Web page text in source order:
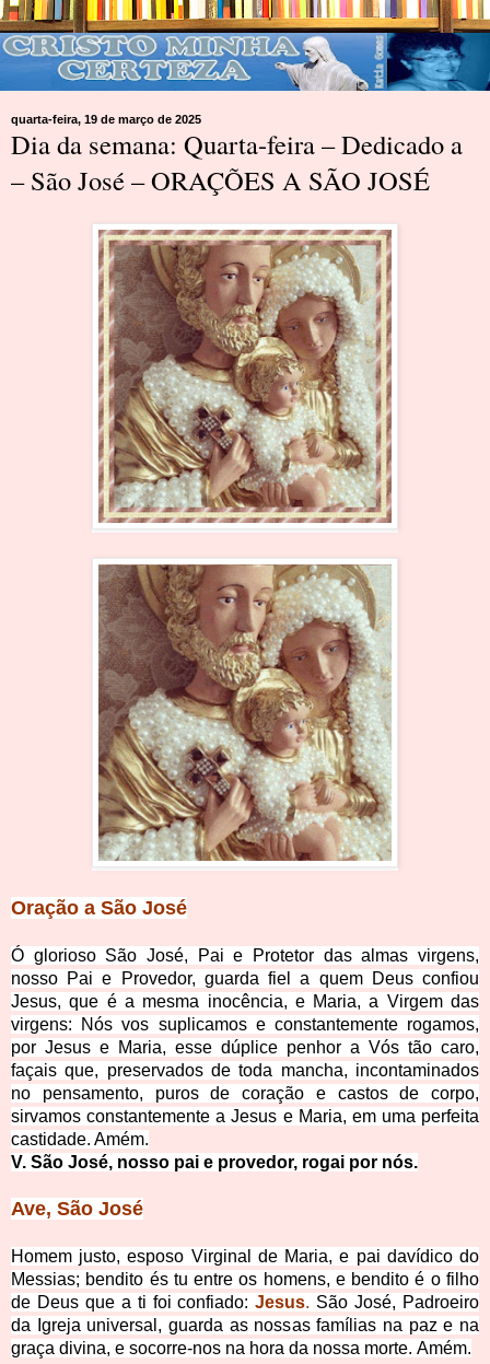
quarta-feira, 19 de março de 2025
Dia da semana: Quarta-feira – Dedicado a
– São José – ORAÇÕES A SÃO JOSÉ
Oração a São José
Ó glorioso São José, Pai e Protetor das almas virgens,
nosso Pai e Provedor, guarda fiel a quem Deus confiou
Jesus, que é a mesma inocência, e Maria, a Virgem das
virgens: Nós vos suplicamos e constantemente rogamos,
por Jesus e Maria, esse dúplice penhor a Vós tão caro,
façais que, preservados de toda mancha, incontaminados
no pensamento, puros de coração e castos de corpo,
sirvamos constantemente a Jesus e Maria, em uma perfeita
castidade. Amém.
V. São José, nosso pai e provedor, rogai por nós.
Ave, São José
Homem justo, esposo Virginal de Maria, e pai davídico do
Messias; bendito és tu entre os homens, e bendito é o filho
de Deus que a ti foi confiado: Jesus. São José, Padroeiro
da Igreja universal, guarda as nossas famílias na paz e na
graça divina, e socorre-nos na hora da nossa morte. Amém.